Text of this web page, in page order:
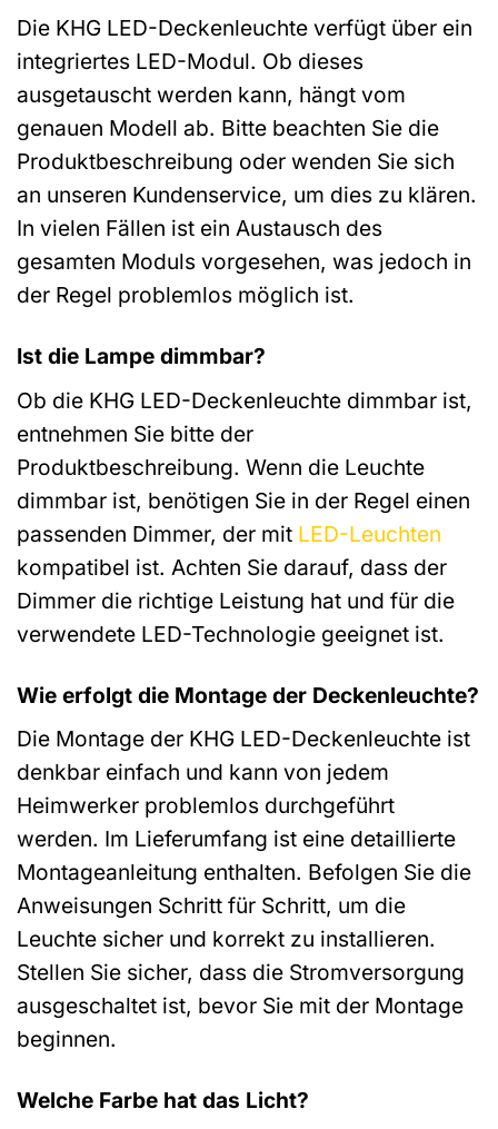
Die KHG LED-Deckenleuchte verfügt über ein
integriertes LED-Modul. Ob dieses
ausgetauscht werden kann, hängt vom
genauen Modell ab. Bitte beachten Sie die
Produktbeschreibung oder wenden Sie sich
an unseren Kundenservice, um dies zu klären.
In vielen Fällen ist ein Austausch des
gesamten Moduls vorgesehen, was jedoch in
der Regel problemlos möglich ist.
Ist die Lampe dimmbar?
Ob die KHG LED-Deckenleuchte dimmbar ist,
entnehmen Sie bitte der
Produktbeschreibung. Wenn die Leuchte
dimmbar ist, benötigen Sie in der Regel einen
passenden Dimmer, der mit LED-Leuchten
kompatibel ist. Achten Sie darauf, dass der
Dimmer die richtige Leistung hat und für die
verwendete LED-Technologie geeignet ist.
Wie erfolgt die Montage der Deckenleuchte?
Die Montage der KHG LED-Deckenleuchte ist
denkbar einfach und kann von jedem
Heimwerker problemlos durchgeführt
werden. Im Lieferumfang ist eine detaillierte
Montageanleitung enthalten. Befolgen Sie die
Anweisungen Schritt für Schritt, um die
Leuchte sicher und korrekt zu installieren.
Stellen Sie sicher, dass die Stromversorgung
ausgeschaltet ist, bevor Sie mit der Montage
beginnen.
Welche Farbe hat das Licht?